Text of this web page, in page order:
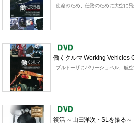
使命のため、任務のために大空に飛
働くクルマ Working Vehicles
ブルドーザにパワーショベル、航空
復活 ～山田洋次・SLを撮る～